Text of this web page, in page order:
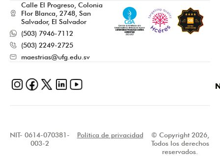
Calle El Progreso, Colonia
Flor Blanca, 2748, San
Salvador, El Salvador
(503) 7946-7112
(503) 2249-2725
maestrias@ufg.edu.sv
© Copyright 2026,
Todos los derechos
reservados.
NIT- 0614-070381-
003-2
Política de privacidad